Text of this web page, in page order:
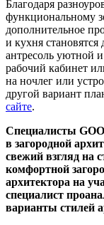
Благодаря
функциональному
дополнительное
и кухня
антресоль уютной
рабочий кабинет
на ночлег или
другой вариант
сайте.
Специалисты
в загородной
свежий взгляд на
комфортной
архитектора на
специалист
варианты стилей